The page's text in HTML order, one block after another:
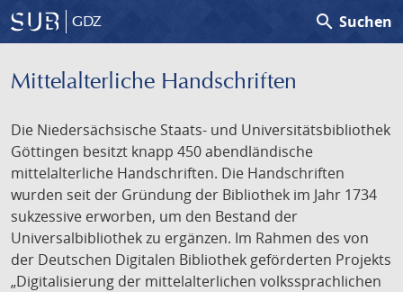
GDZ search Suchen
Mittelalterliche Handschriften
Die Niedersächsische Staats- und Universitätsbibliothek
Göttingen besitzt knapp 450 abendländische
mittelalterliche Handschriften. Die Handschriften
wurden seit der Gründung der Bibliothek im Jahr 1734
sukzessive erworben, um den Bestand der
Universalbibliothek zu ergänzen. Im Rahmen des von
der Deutschen Digitalen Bibliothek geförderten Projekts
„Digitalisierung der mittelalterlichen volkssprachlichen